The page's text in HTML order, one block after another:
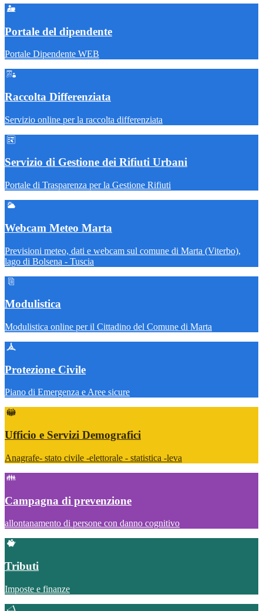
Portale del dipendente
Portale Dipendente WEB
Raccolta Differenziata
Servizio online per la raccolta differenziata
Servizio di Gestione dei Rifiuti Urbani
Portale di Trasparenza per la Gestione Rifiuti
Webcam Meteo Marta
Previsioni meteo, dati e webcam sul comune di Marta (Viterbo),
lago di Bolsena - Tuscia
Modulistica
Modulistica online per il Cittadino del Comune di Marta
Protezione Civile
Piano di Emergenza e Aree sicure
Ufficio e Servizi Demografici
Anagrafe- stato civile -elettorale - statistica -leva
Campagna di prevenzione
allontanamento di persone con danno cognitivo
Tributi
Imposte e finanze